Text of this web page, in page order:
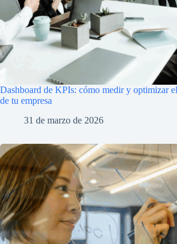
Dashboard de KPIs: cómo medir y optimizar
de tu empresa
31 de marzo de 2026